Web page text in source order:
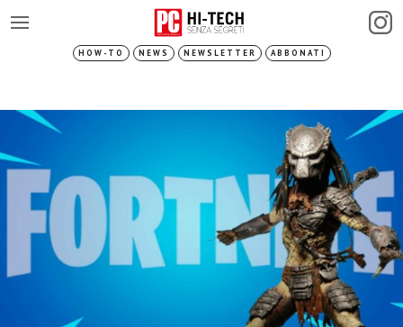
HOW-TO NEWS NEWSLETTER ABBONATI